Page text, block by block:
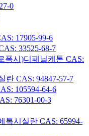
0
17905-99-6
33525-68-7
폭시)디페닐케톤 CAS:
란 CAS: 94847-57-7
105594-64-6
76301-00-3
톡시실란 CAS: 65994-